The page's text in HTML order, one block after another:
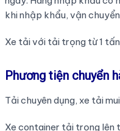
khi nhập khẩu, vận
Xe tải với tải trọng từ 1
Phương tiện chuyển
Tải chuyên dụng, xe tải
Xe container tải trọng